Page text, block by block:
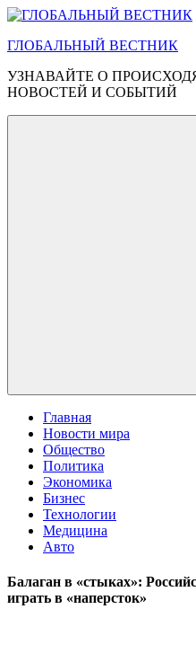
Перейти
содержимому
ГЛОБАЛЬНЫЙ ВЕСТНИК
УЗНАВАЙТЕ О
НОВОСТЕЙ И СОБЫТИЙ
Главная
Новости мира
Общество
Политика
Экономика
Бизнес
Технологии
Медицина
Авто
Балаган в «стыках»:
играть в «наперсток»